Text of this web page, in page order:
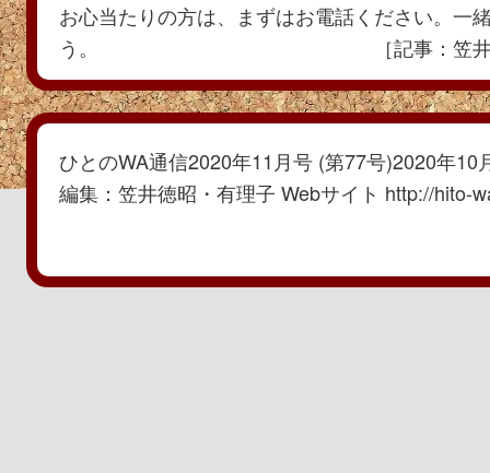
お心当たりの方は、まずはお電話ください。一
う。 ［記事：笠井
ひとのWA通信2020年11月号 (第77号)2020年
編集：笠井徳昭・有理子 Webサイト http://hito-